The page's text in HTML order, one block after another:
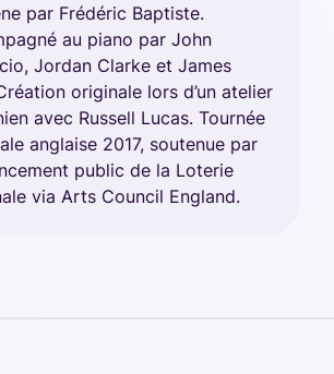
par Frédéric Baptiste.
au piano par John
Jordan Clarke et James
originale lors d’un atelier
avec Russell Lucas. Tournée
anglaise 2017, soutenue par
public de la Loterie
via Arts Council England.